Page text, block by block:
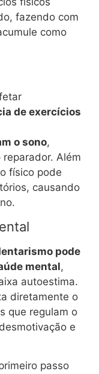
fazendo com
como
de exercícios
o sono,
Além
físico pode
causando
pode
mental,
autoestima.
diretamente o
que regulam o
e
passo